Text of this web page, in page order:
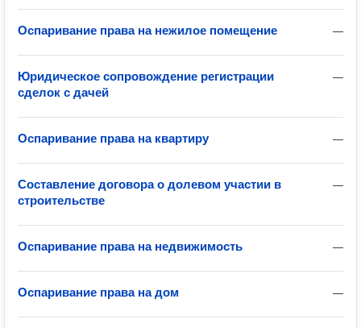
—
Оспаривание права на нежилое помещение
—
Юридическое сопровождение регистрации
сделок с дачей
—
Оспаривание права на квартиру
—
Составление договора о долевом участии в
строительстве
—
Оспаривание права на недвижимость
—
Оспаривание права на дом